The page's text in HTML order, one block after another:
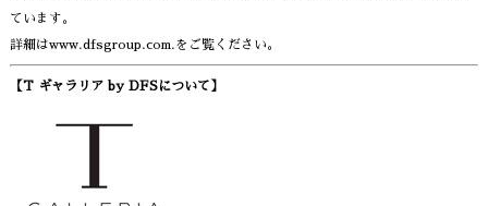
ています。
詳細はwww.dfsgroup.com.をご覧ください。
【T ギャラリア by DFSについて】